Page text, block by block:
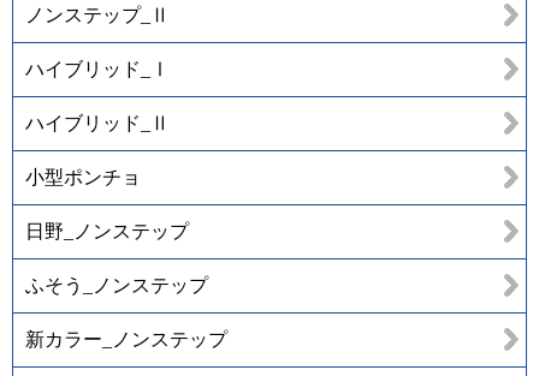
ノンステップ_Ⅱ
ハイブリッド_Ⅰ
ハイブリッド_Ⅱ
小型ポンチョ
日野_ノンステップ
ふそう_ノンステップ
新カラー_ノンステップ